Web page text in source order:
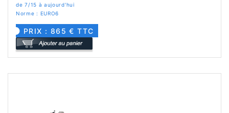
de 7/15 à aujourd'hui
Norme : EURO6
PRIX : 865 € TTC